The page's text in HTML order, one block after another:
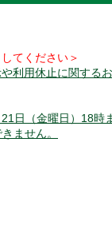
てください＞
利用休止に関する
日（金曜日）18時
ません。